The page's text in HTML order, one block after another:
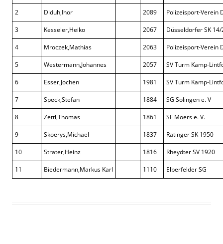
2 Diduh,Ihor 2089 Polizeisport-Verein
3 Kesseler,Heiko 2067 Düsseldorfer SK 14/
4 Mroczek,Mathias 2063 Polizeisport-Verein
5 Westermann,Johannes 2057 SV Turm Kamp-
6 Esser,Jochen 1981 SV Turm Kamp-
7 Speck,Stefan 1884 SG Solingen e. V
8 Zettl,Thomas 1861 SF Moers e. V.
9 Skoerys,Michael 1837 Ratinger SK 1950
10 Strater,Heinz 1816 Rheydter SV 1920
11 Biedermann,Markus Karl 1110 Elberfelder SG